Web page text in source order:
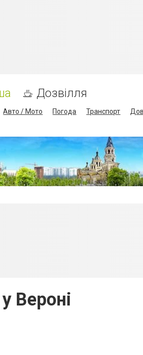
Дозвілля
Авто / Мото Погода Транспорт
Вероні